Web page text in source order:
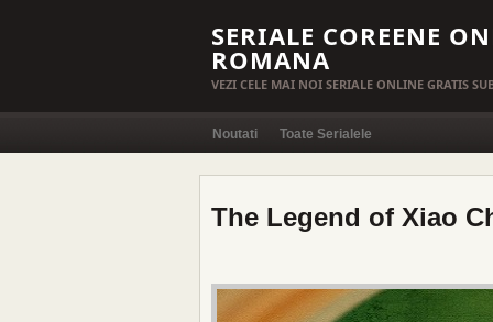
SERIALE COREENE
ROMANA
VEZI CELE MAI NOI SERIALE ONLINE GRATIS
Noutati Toate Serialele
The Legend of Xiao